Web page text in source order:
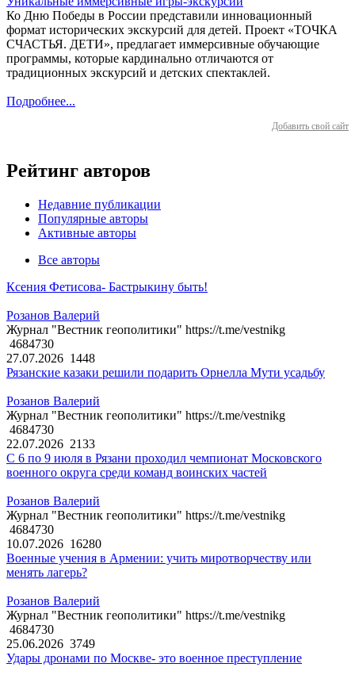
Ко Дню Победы в России представили инновационный
формат исторических экскурсий для детей. Проект «ТОЧКА
СЧАСТЬЯ. ДЕТИ», предлагает иммерсивные обучающие
программы, которые кардинально отличаются от
традиционных экскурсий и детских спектаклей.
Подробнее...
Добавить свой сайт
Рейтинг авторов
Недавние публикации
Популярные авторы
Активные авторы
Все авторы
Ксения Фетисова- Бастрыкину быть!
Розанов Валерий
Журнал "Вестник геополитики" https://t.me/vestnikg
4684730
27.07.2026 1448
Рязанские казаки решили подарить Орнелла Мути усадьбу
Розанов Валерий
Журнал "Вестник геополитики" https://t.me/vestnikg
4684730
22.07.2026 2133
С 6 по 9 июля в Рязани проходил чемпионат Московского
военного округа среди команд воинских частей
Розанов Валерий
Журнал "Вестник геополитики" https://t.me/vestnikg
4684730
10.07.2026 16280
Военные учения в Армении: учить миротворчеству или
менять лагерь?
Розанов Валерий
Журнал "Вестник геополитики" https://t.me/vestnikg
4684730
25.06.2026 3749
Удары дронами по Москве- это военное преступление